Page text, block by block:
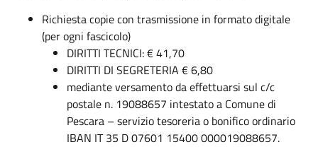
Richiesta copie con trasmissione in formato digitale
(per ogni fascicolo)
DIRITTI TECNICI: € 41,70
DIRITTI DI SEGRETERIA € 6,80
mediante versamento da effettuarsi sul c/c
postale n. 19088657 intestato a Comune di
Pescara – servizio tesoreria o bonifico ordinario
IBAN IT 35 D 07601 15400 000019088657.